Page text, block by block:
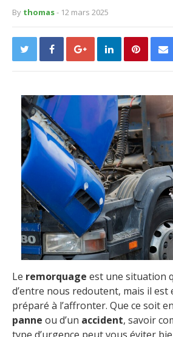
By thomas- 12 mars 2025
Le remorquage est une situation
d’entre nous redoutent, mais il est
préparé à l’affronter. Que ce soit
panne ou d’un accident, savoir